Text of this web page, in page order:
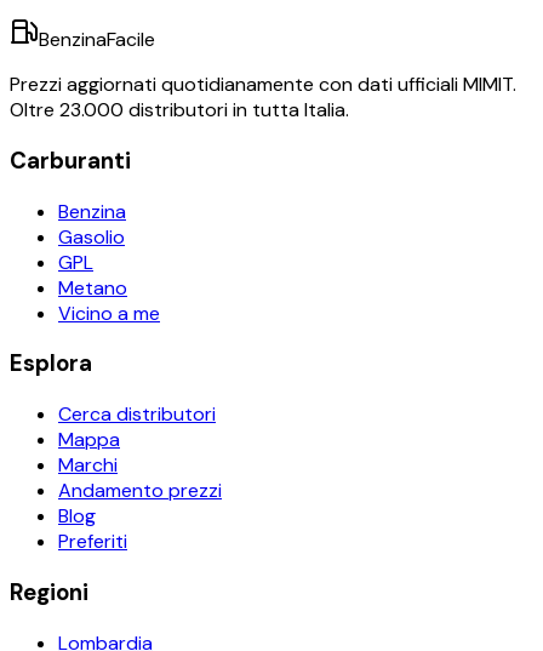
BenzinaFacile
Prezzi aggiornati quotidianamente con dati ufficiali MIMIT.
Oltre 23.000 distributori in tutta Italia.
Carburanti
Benzina
Gasolio
GPL
Metano
Vicino a me
Esplora
Cerca distributori
Mappa
Marchi
Andamento prezzi
Blog
Preferiti
Regioni
Lombardia